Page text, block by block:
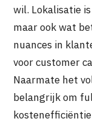
wil. Lokalisatie
maar ook wat
nuances in
voor customer
Naarmate het
belangrijk om